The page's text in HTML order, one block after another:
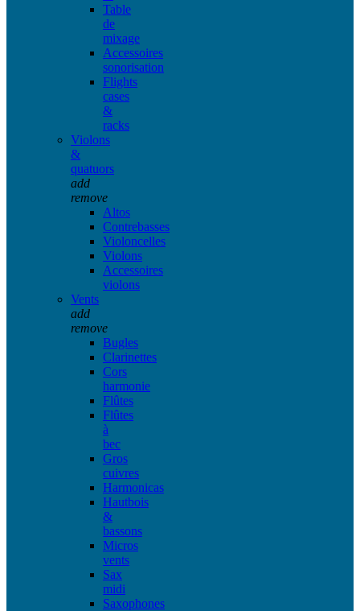
Table
de
mixage
Accessoires
sonorisation
Flights
cases
&
racks
Violons
&
quatuors
add
remove
Altos
Contrebasses
Violoncelles
Violons
Accessoires
violons
Vents
add
remove
Bugles
Clarinettes
Cors
harmonie
Flûtes
Flûtes
à
bec
Gros
cuivres
Harmonicas
Hautbois
&
bassons
Micros
vents
Sax
midi
Saxophones